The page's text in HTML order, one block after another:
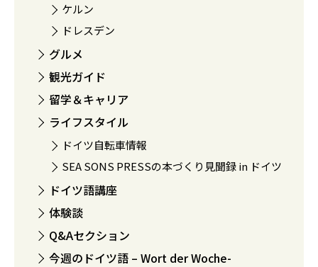
ケルン
ドレスデン
グルメ
観光ガイド
留学＆キャリア
ライフスタイル
ドイツ自転車情報
SEA SONS PRESSの本づくり見聞録 in ドイツ
ドイツ語講座
体験談
Q&Aセクション
今週のドイツ語 – Wort der Woche-